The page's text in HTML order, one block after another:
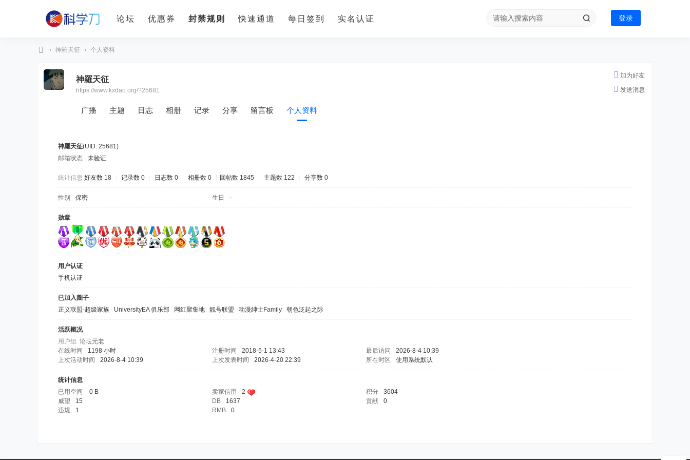
论坛 优惠券 封禁规则 快速通道 每日签到 实名认证 登录
学
› 神羅天征 › 个人资料
加为好友
发送消息
神羅天征
https://www.kxdao.org/?25681
广播 主题 日志 相册 记录 分享 留言板 个人资料
神羅天征(UID: 25681)
邮箱状态
未验证
统计信息 好友数 18 记录数 0 日志数 0 相册数 0 回帖数 1845 主题数 122 分享数 0
性别 保密 生日 -
勋章
用户认证
手机认证
已加入圈子
正义联盟-超级家族
UniversityEA 俱乐部 网红聚集地 靓号联盟 动漫绅士Family 朝色泛起之际
活跃概况
用户组 论坛元老
在线时间
1198 小时 注册时间 2018-5-1 13:43 最后访问
2026-8-4 10:39
上次活动时间
2026-8-4 10:39 上次发表时间 2026-4-20 22:39 所在时区 使用系统默认
统计信息
已用空间
0 B 卖家信用 2 积分
3604
威望
15 DB 1637 贡献
0
违规
1 RMB 0